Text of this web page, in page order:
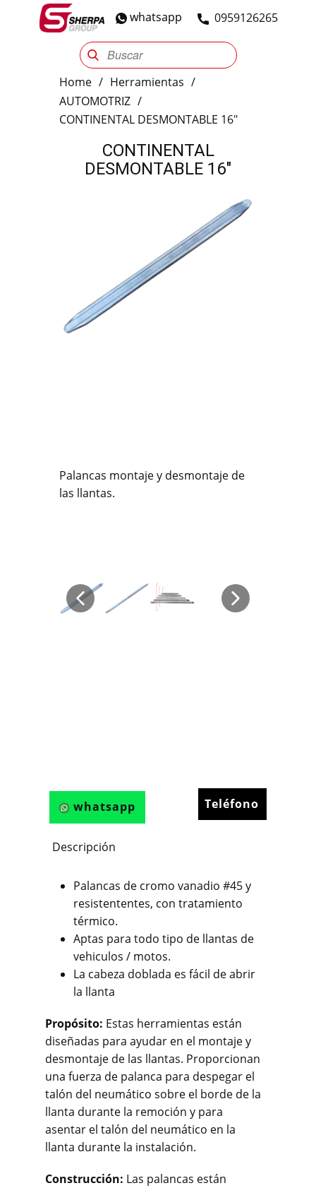
​0959126265
whatsapp
Sherpa Group Reencauche Automotriz
Home / Herramientas /
AUTOMOTRIZ /
CONTINENTAL DESMONTABLE 16″
CONTINENTAL
DESMONTABLE 16"
Palancas montaje y desmontaje de
las llantas.
whatsapp Teléfono
Descripción
Palancas de cromo vanadio #45 y
resistententes, con tratamiento
térmico.
Aptas para todo tipo de llantas de
vehiculos / motos.
La cabeza doblada es fácil de abrir
la llanta
Propósito: Estas herramientas están
diseñadas para ayudar en el montaje y
desmontaje de las llantas. Proporcionan
una fuerza de palanca para despegar el
talón del neumático sobre el borde de la
llanta durante la remoción y para
asentar el talón del neumático en la
llanta durante la instalación.
Construcción: Las palancas están